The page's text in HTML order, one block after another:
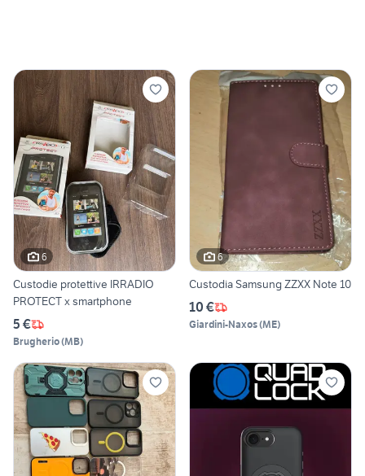
6
Custodie protettive IRRADIO
PROTECT x smartphone
5 €
Brugherio(MB)
6
Custodia Samsung ZZXX Note 10
10 €
Giardini-Naxos(ME)